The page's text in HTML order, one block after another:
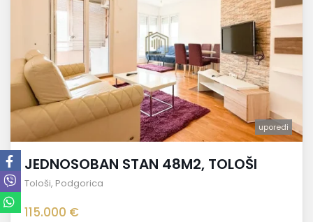
uporedi
JEDNOSOBAN STAN 48M2, TOLOŠI
Tološi, Podgorica
115.000 €